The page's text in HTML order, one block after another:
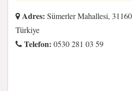
Adres: Sümerler Mahallesi,
Türkiye
Telefon: 0530 281 03 59